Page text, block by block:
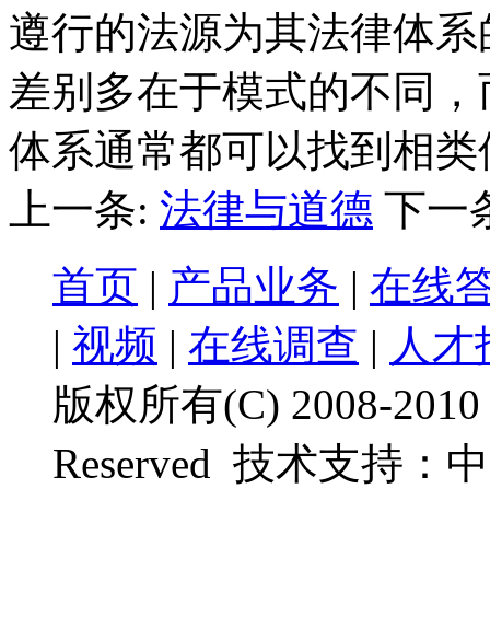
遵行的法源为其法律体
差别多在于模式的不同
体系通常都可以找到相
上一条: 法律与道德 下一
首页 | 产品业务 | 在线
| 视频 | 在线调查 | 人才
版权所有(C) 2008-2010
Reserved 技术支持：